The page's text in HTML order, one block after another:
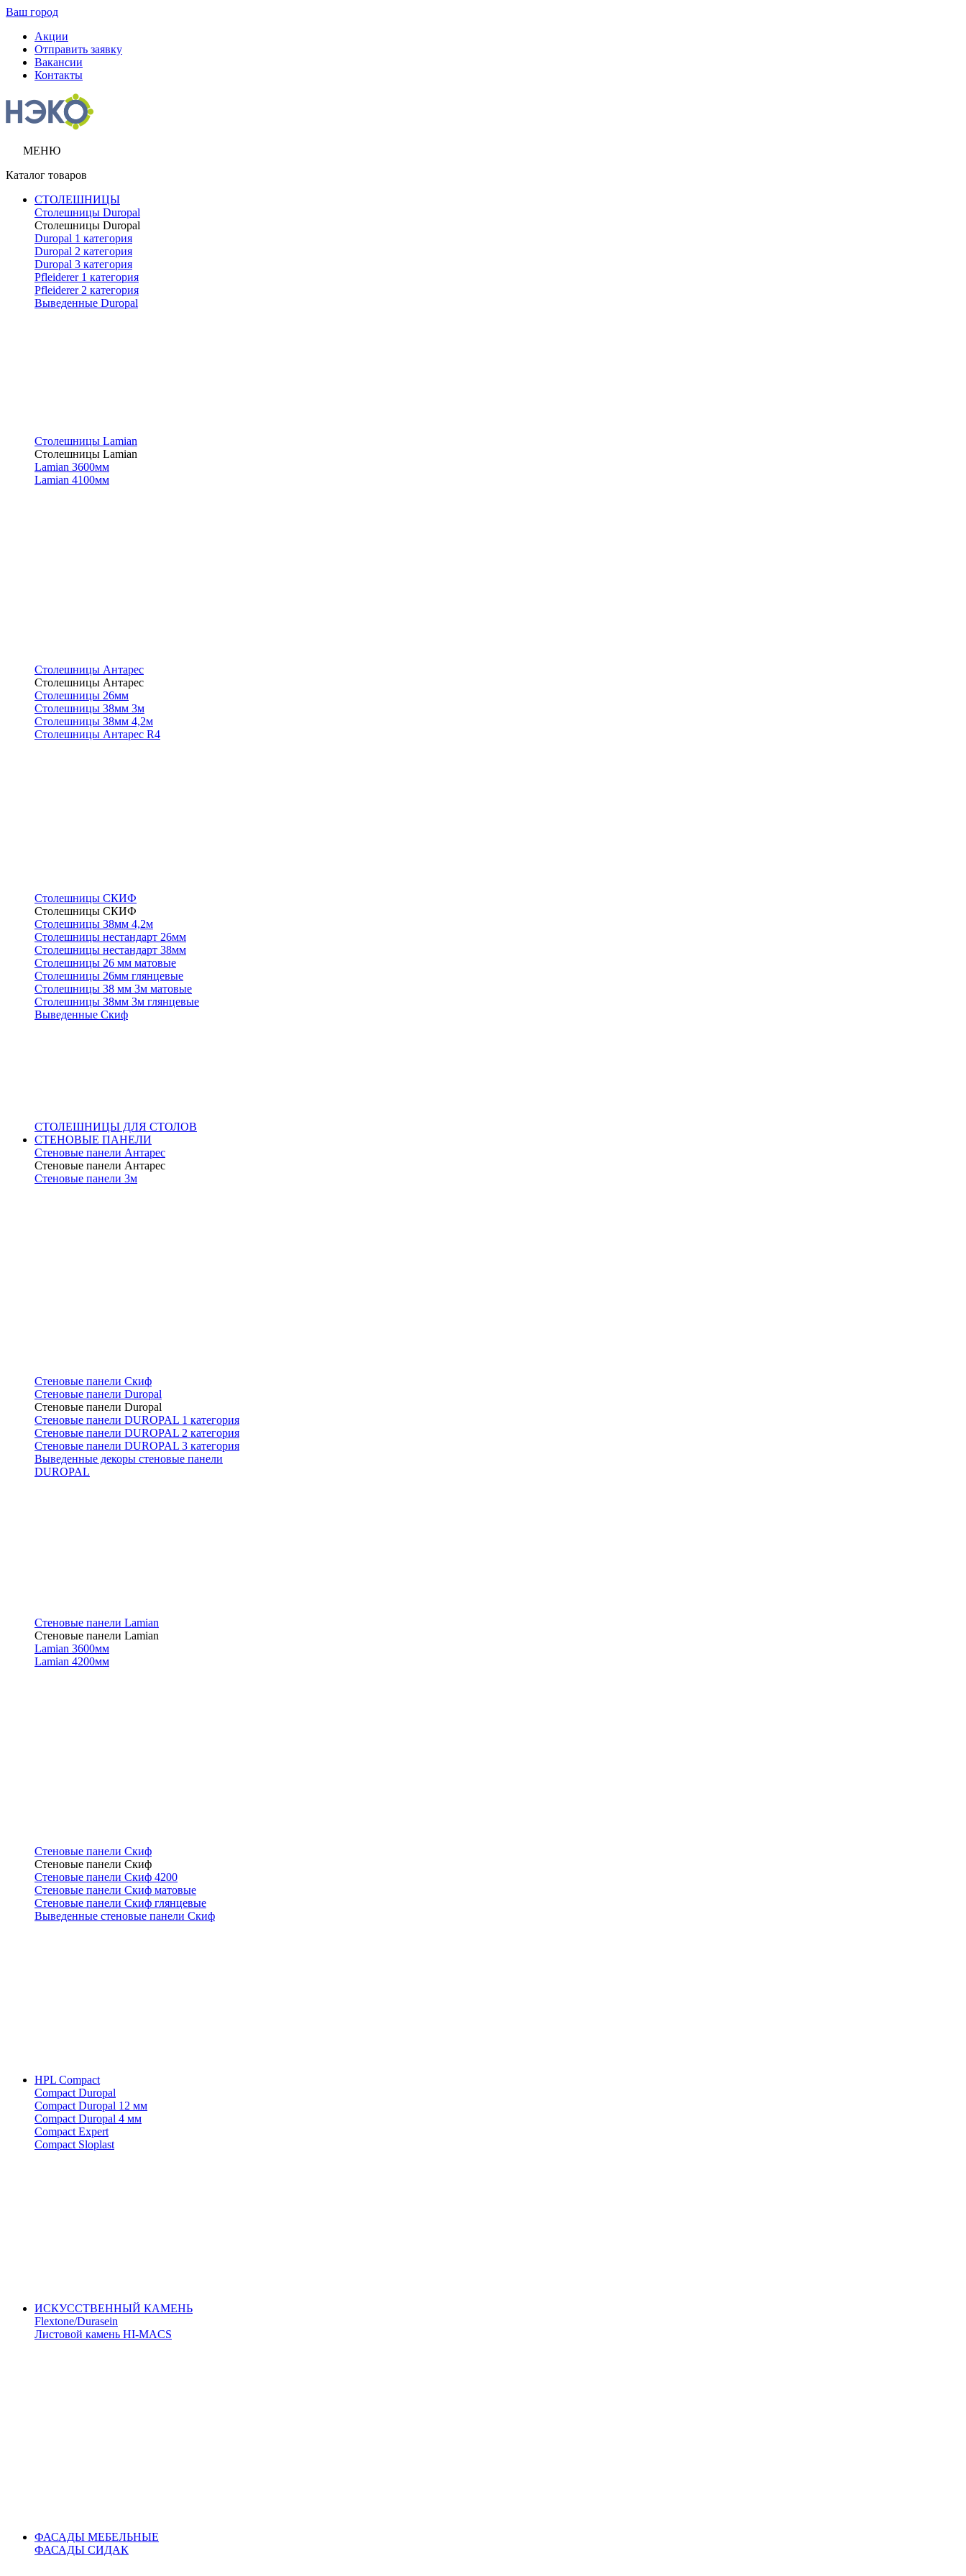
Ваш город
Акции
Отправить заявку
Вакансии
Контакты
МЕНЮ
Каталог товаров
СТОЛЕШНИЦЫ
Столешницы Duropal
Столешницы Duropal
Duropal 1 категория
Duropal 2 категория
Duropal 3 категория
Pfleiderer 1 категория
Pfleiderer 2 категория
Выведенные Duropal
Столешницы Lamian
Столешницы Lamian
Lamian 3600мм
Lamian 4100мм
Столешницы Антарес
Столешницы Антарес
Столешницы 26мм
Столешницы 38мм 3м
Столешницы 38мм 4,2м
Столешницы Антарес R4
Столешницы СКИФ
Столешницы СКИФ
Столешницы 38мм 4,2м
Столешницы нестандарт 26мм
Столешницы нестандарт 38мм
Столешницы 26 мм матовые
Столешницы 26мм глянцевые
Столешницы 38 мм 3м матовые
Столешницы 38мм 3м глянцевые
Выведенные Скиф
СТОЛЕШНИЦЫ ДЛЯ СТОЛОВ
СТЕНОВЫЕ ПАНЕЛИ
Стеновые панели Антарес
Стеновые панели Антарес
Стеновые панели 3м
Стеновые панели Скиф
Стеновые панели Duropal
Стеновые панели Duropal
Стеновые панели DUROPAL 1 категория
Стеновые панели DUROPAL 2 категория
Стеновые панели DUROPAL 3 категория
Выведенные декоры стеновые панели
DUROPAL
Стеновые панели Lamian
Стеновые панели Lamian
Lamian 3600мм
Lamian 4200мм
Стеновые панели Скиф
Стеновые панели Скиф
Стеновые панели Скиф 4200
Стеновые панели Скиф матовые
Стеновые панели Скиф глянцевые
Выведенные стеновые панели Скиф
HPL Compact
Compact Duropal
Compact Duropal 12 мм
Compact Duropal 4 мм
Compact Expert
Compact Sloplast
ИСКУССТВЕННЫЙ КАМЕНЬ
Flextone/Durasein
Листовой камень HI-MACS
ФАСАДЫ МЕБЕЛЬНЫЕ
ФАСАДЫ СИДАК